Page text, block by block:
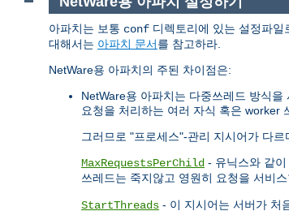
아파치는 보통 conf 디렉토리에 있는 설정파
대해서는 아파치 문서를 참고하라.
NetWare용 아파치의 주된 차이점은:
NetWare용 아파치는 다중쓰레드 방식
요청을 처리하는 여러 자식 혹은 worker
그러므로 "프로세스"-관리 지시어가 다르
MaxRequestsPerChild - 유닉스와 같
쓰레드는 죽지않고 영원히 요청을 서비
StartThreads - 이 지시어는 서버가 처